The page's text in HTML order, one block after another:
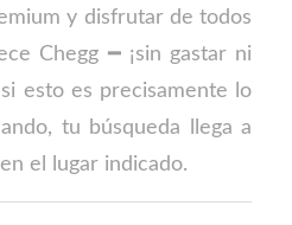
y disfrutar de todos
Chegg ━ ¡sin gastar ni
esto es precisamente lo
tu búsqueda llega a
el lugar indicado.